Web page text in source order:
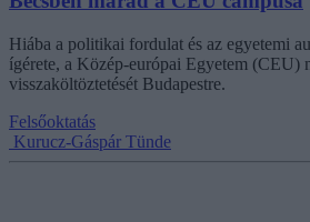
Hiába a politikai fordulat és az egyetemi
ígérete, a Közép-európai Egyetem (CEU)
visszaköltöztetését Budapestre.
Felsőoktatás
Kurucz-Gáspár Tünde